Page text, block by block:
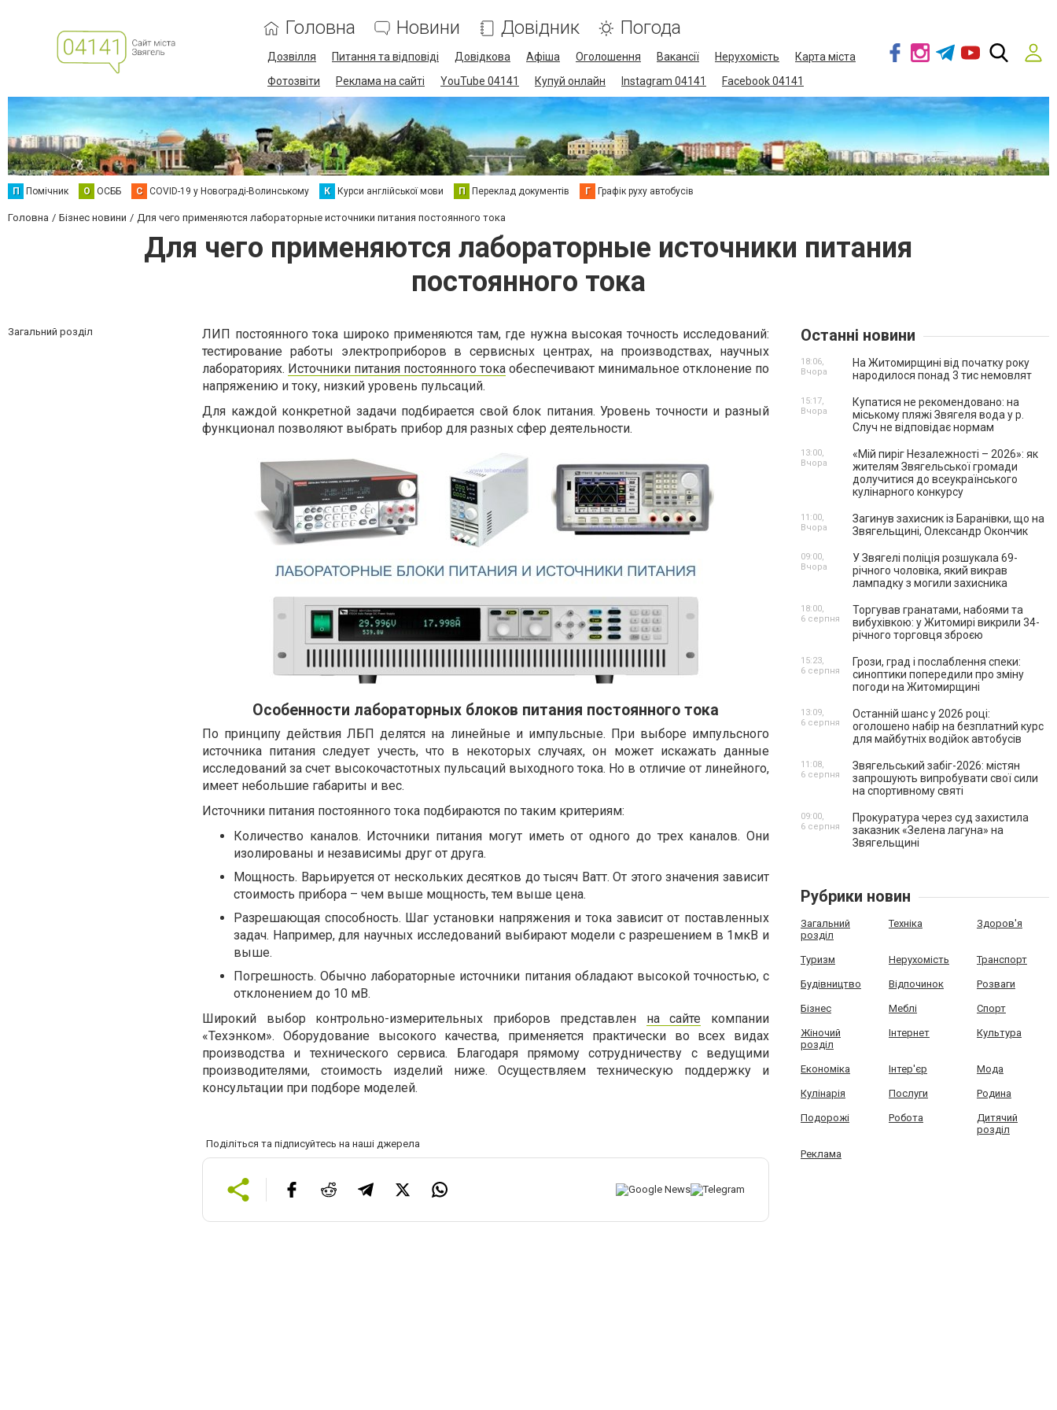
Головна Новини Довідник Погода
Дозвілля Питання та відповіді Довідкова Афіша Оголошення Вакансії Нерухомість
Карта міста
Фотозвіти
Реклама на сайті YouTube 04141 Купуй онлайн Instagram 04141 Facebook 04141
П Помічник О ОСББ C COVID-19 у Новограді-Волинському К Курси англійської мови П Переклад документів Г Графік руху автобусів
Головна Бізнес новини Для чего применяются лабораторные источники питания постоянного тока
Для чего применяются лабораторные источники питания
постоянного тока
Загальний розділ
ЛИП постоянного тока широко применяются там, где нужна высокая точность исследований:
тестирование работы электроприборов в сервисных центрах, на производствах, научных
лабораториях. Источники питания постоянного тока обеспечивают минимальное отклонение по
напряжению и току, низкий уровень пульсаций.
Для каждой конкретной задачи подбирается свой блок питания. Уровень точности и разный
функционал позволяют выбрать прибор для разных сфер деятельности.
Особенности лабораторных блоков питания постоянного тока
По принципу действия ЛБП делятся на линейные и импульсные. При выборе импульсного
источника питания следует учесть, что в некоторых случаях, он может искажать данные
исследований за счет высокочастотных пульсаций выходного тока. Но в отличие от линейного,
имеет небольшие габариты и вес.
Источники питания постоянного тока подбираются по таким критериям:
Количество каналов. Источники питания могут иметь от одного до трех каналов. Они
изолированы и независимы друг от друга.
Мощность. Варьируется от нескольких десятков до тысяч Ватт. От этого значения зависит
стоимость прибора – чем выше мощность, тем выше цена.
Разрешающая способность. Шаг установки напряжения и тока зависит от поставленных
задач. Например, для научных исследований выбирают модели с разрешением в 1мкВ и
выше.
Погрешность. Обычно лабораторные источники питания обладают высокой точностью, с
отклонением до 10 мВ.
Широкий выбор контрольно-измерительных приборов представлен на сайте компании
«Техэнком». Оборудование высокого качества, применяется практически во всех видах
производства и технического сервиса. Благодаря прямому сотрудничеству с ведущими
производителями, стоимость изделий ниже. Осуществляем техническую поддержку и
консультации при подборе моделей.
Поділіться та підписуйтесь на наші джерела
Останні новини
На Житомирщині від початку року
народилося понад 3 тис немовлят
18:06,
Вчора
Купатися не рекомендовано: на
міському пляжі Звягеля вода у р.
Случ не відповідає нормам
15:17,
Вчора
«Мій пиріг Незалежності – 2026»: як
жителям Звягельської громади
долучитися до всеукраїнського
кулінарного конкурсу
13:00,
Вчора
Загинув захисник із Баранівки, що на
Звягельщині, Олександр Окончик
11:00,
Вчора
У Звягелі поліція розшукала 69-
річного чоловіка, який викрав
лампадку з могили захисника
09:00,
Вчора
Торгував гранатами, набоями та
вибухівкою: у Житомирі викрили 34-
річного торговця зброєю
18:00,
6 серпня
Грози, град і послаблення спеки:
синоптики попередили про зміну
погоди на Житомирщині
15:23,
6 серпня
Останній шанс у 2026 році:
оголошено набір на безплатний курс
для майбутніх водійок автобусів
13:09,
6 серпня
Звягельський забіг-2026: містян
запрошують випробувати свої сили
на спортивному святі
11:08,
6 серпня
Прокуратура через суд захистила
заказник «Зелена лагуна» на
Звягельщині
09:00,
6 серпня
Рубрики новин
Загальний
розділ
Техніка Здоров'я
Туризм Нерухомість Транспорт
Будівництво Відпочинок Розваги
Бізнес Меблі Спорт
Жіночий
розділ
Інтернет Культура
Економіка Інтер'єр Мода
Кулінарія Послуги Родина
Подорожі Робота
Дитячий
розділ
Реклама